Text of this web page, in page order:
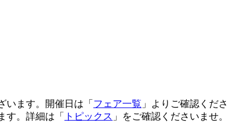
ます。開催日は「 フェア一覧 」よりご確認くだ
す。詳細は「
トピックス 」をご確認くださいませ。